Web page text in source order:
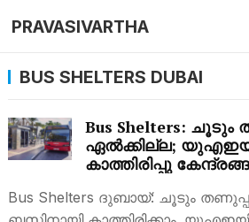
PRAVASIVARTHA
BUS SHELTERS DUBAI
Bus Shelters:
ഏല്‍ക്കില്ല;
കാത്തിരിപ്പു
Bus Shelters ദുബായ്: ചൂടും